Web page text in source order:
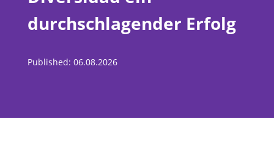
durchschlagender Erfolg
Published: 06.08.2026